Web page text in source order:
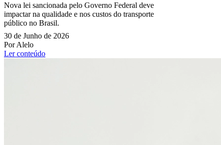
Nova lei sancionada pelo Governo Federal deve
impactar na qualidade e nos custos do transporte
público no Brasil.
30 de Junho de 2026
Por Alelo
Ler conteúdo